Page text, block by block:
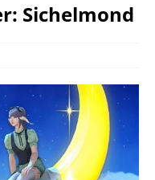
Sichelmond